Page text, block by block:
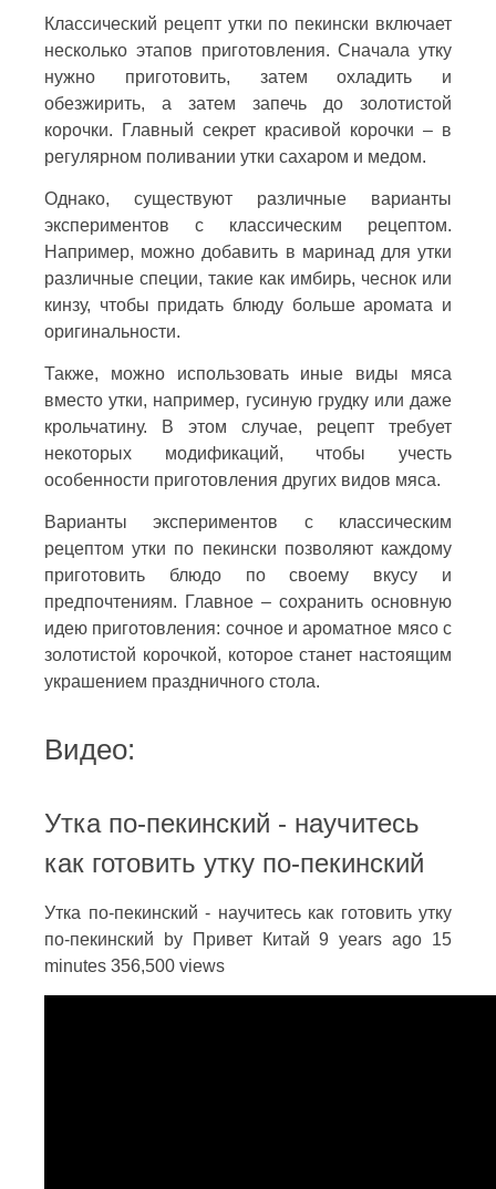
Классический рецепт утки по пекински включает
несколько этапов приготовления. Сначала утку
нужно приготовить, затем охладить и
обезжирить, а затем запечь до золотистой
корочки. Главный секрет красивой корочки – в
регулярном поливании утки сахаром и медом.
Однако, существуют различные варианты
экспериментов с классическим рецептом.
Например, можно добавить в маринад для утки
различные специи, такие как имбирь, чеснок или
кинзу, чтобы придать блюду больше аромата и
оригинальности.
Также, можно использовать иные виды мяса
вместо утки, например, гусиную грудку или даже
крольчатину. В этом случае, рецепт требует
некоторых модификаций, чтобы учесть
особенности приготовления других видов мяса.
Варианты экспериментов с классическим
рецептом утки по пекински позволяют каждому
приготовить блюдо по своему вкусу и
предпочтениям. Главное – сохранить основную
идею приготовления: сочное и ароматное мясо с
золотистой корочкой, которое станет настоящим
украшением праздничного стола.
Видео:
Утка по-пекинский - научитесь
как готовить утку по-пекинский
Утка по-пекинский - научитесь как готовить утку
по-пекинский by Привет Китай 9 years ago 15
minutes 356,500 views